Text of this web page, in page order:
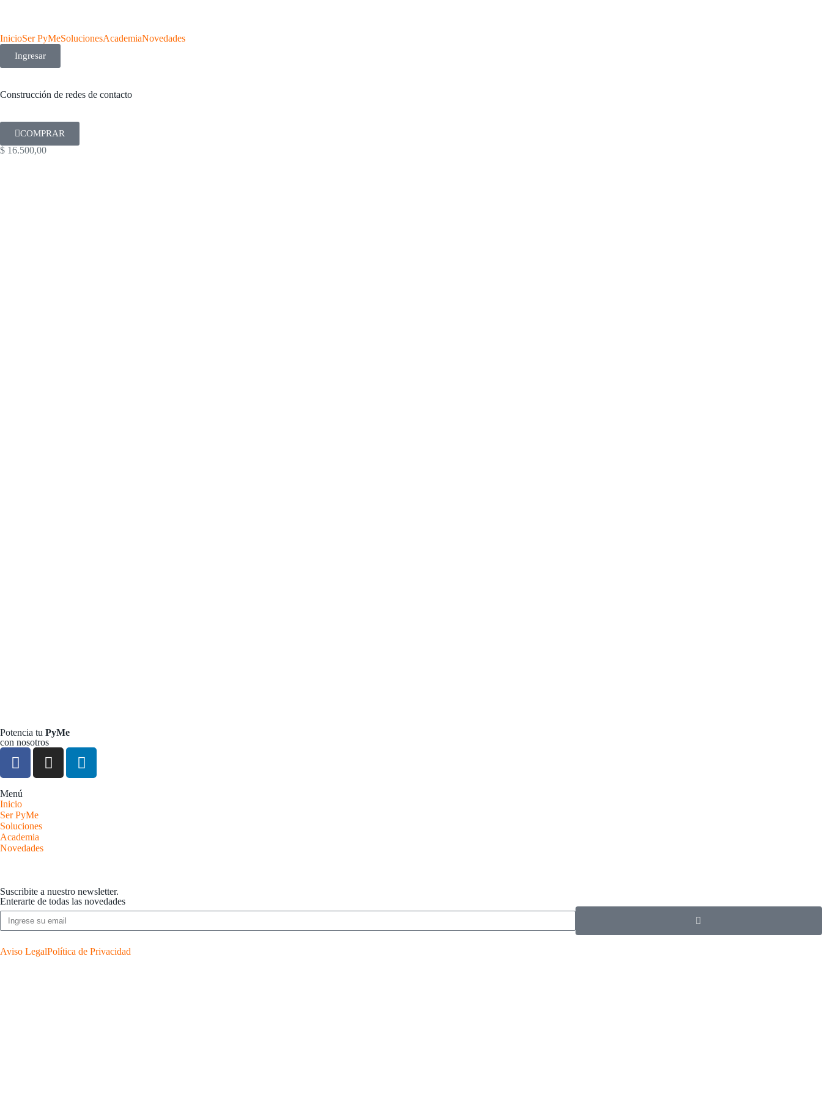
InicioSer PyMeSolucionesAcademiaNovedades
Ingresar
Construcción de redes de contacto
COMPRAR
$ 16.500,00
Potencia tu PyMe
con nosotros
Menú
Inicio
Ser PyMe
Soluciones
Academia
Novedades
Suscribite a nuestro newsletter.
Enterarte de todas las novedades
Aviso LegalPolítica de Privacidad